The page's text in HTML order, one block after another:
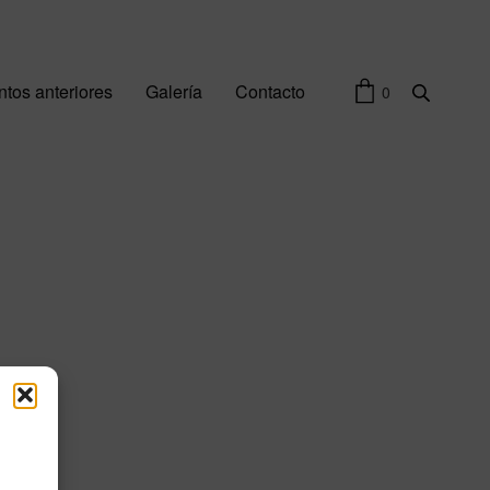
anteriores Galería Contacto 0